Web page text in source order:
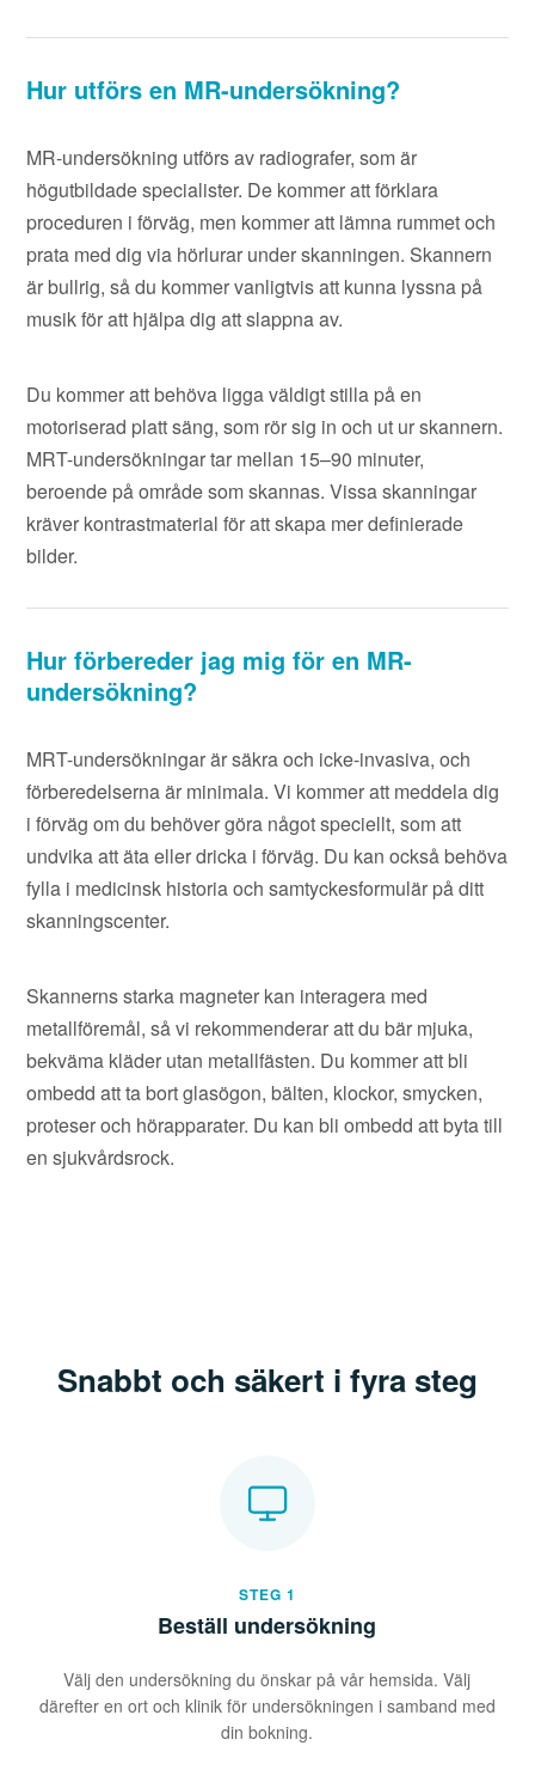
Hur utförs en MR-undersökning?
MR-undersökning utförs av radiografer, som är
högutbildade specialister. De kommer att förklara
proceduren i förväg, men kommer att lämna rummet och
prata med dig via hörlurar under skanningen. Skannern
är bullrig, så du kommer vanligtvis att kunna lyssna på
musik för att hjälpa dig att slappna av.
Du kommer att behöva ligga väldigt stilla på en
motoriserad platt säng, som rör sig in och ut ur skannern.
MRT-undersökningar tar mellan 15–90 minuter,
beroende på område som skannas. Vissa skanningar
kräver kontrastmaterial för att skapa mer definierade
bilder.
Hur förbereder jag mig för en MR-
undersökning?
MRT-undersökningar är säkra och icke-invasiva, och
förberedelserna är minimala. Vi kommer att meddela dig
i förväg om du behöver göra något speciellt, som att
undvika att äta eller dricka i förväg. Du kan också behöva
fylla i medicinsk historia och samtyckesformulär på ditt
skanningscenter.
Skannerns starka magneter kan interagera med
metallföremål, så vi rekommenderar att du bär mjuka,
bekväma kläder utan metallfästen. Du kommer att bli
ombedd att ta bort glasögon, bälten, klockor, smycken,
proteser och hörapparater. Du kan bli ombedd att byta till
en sjukvårdsrock.
Snabbt och säkert i fyra steg
STEG 1
Beställ undersökning
Välj den undersökning du önskar på vår hemsida. Välj
därefter en ort och klinik för undersökningen i samband med
din bokning.